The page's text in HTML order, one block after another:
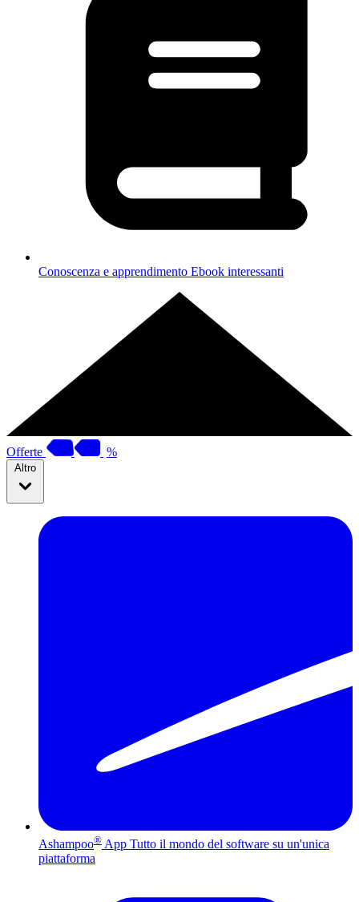
Conoscenza e apprendimento Ebook interessanti
Offerte %
Altro
Ashampoo® App Tutto il mondo del software su un'unica
piattaforma